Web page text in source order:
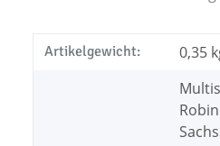
Artikelgewicht: 0,35